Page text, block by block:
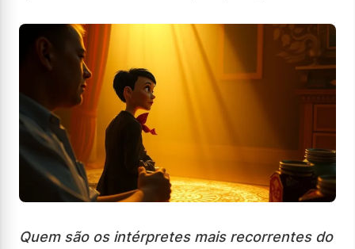
Quem são os intérpretes mais recorrentes do